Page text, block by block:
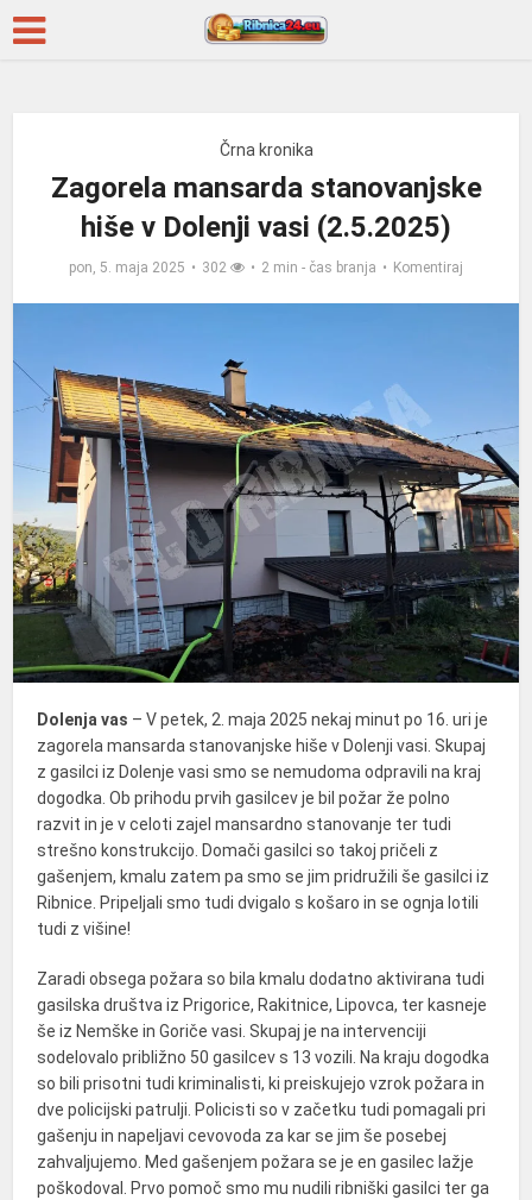
Črna kronika
Zagorela mansarda stanovanjske
hiše v Dolenji vasi (2.5.2025)
pon, 5. maja 2025 302 2 min - čas branja Komentiraj
Dolenja vas – V petek, 2. maja 2025 nekaj minut po 16. uri je
zagorela mansarda stanovanjske hiše v Dolenji vasi. Skupaj
z gasilci iz Dolenje vasi smo se nemudoma odpravili na kraj
dogodka. Ob prihodu prvih gasilcev je bil požar že polno
razvit in je v celoti zajel mansardno stanovanje ter tudi
strešno konstrukcijo. Domači gasilci so takoj pričeli z
gašenjem, kmalu zatem pa smo se jim pridružili še gasilci iz
Ribnice. Pripeljali smo tudi dvigalo s košaro in se ognja lotili
tudi z višine!
Zaradi obsega požara so bila kmalu dodatno aktivirana tudi
gasilska društva iz Prigorice, Rakitnice, Lipovca, ter kasneje
še iz Nemške in Goriče vasi. Skupaj je na intervenciji
sodelovalo približno 50 gasilcev s 13 vozili. Na kraju dogodka
so bili prisotni tudi kriminalisti, ki preiskujejo vzrok požara in
dve policijski patrulji. Policisti so v začetku tudi pomagali pri
gašenju in napeljavi cevovoda za kar se jim še posebej
zahvaljujemo. Med gašenjem požara se je en gasilec lažje
poškodoval. Prvo pomoč smo mu nudili ribniški gasilci ter ga